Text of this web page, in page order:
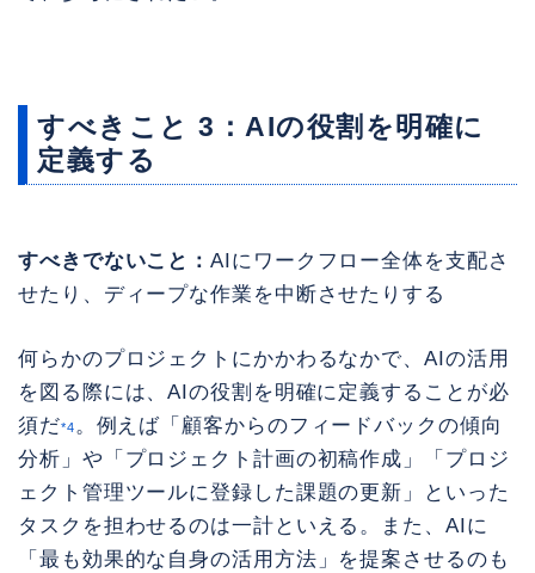
すべきこと 3：AIの役割を明確に
定義する
すべきでないこと：AIにワークフロー全体を支配さ
せたり、ディープな作業を中断させたりする
何らかのプロジェクトにかかわるなかで、AIの活用
を図る際には、AIの役割を明確に定義することが必
須だ*4。例えば「顧客からのフィードバックの傾向
分析」や「プロジェクト計画の初稿作成」「プロジ
ェクト管理ツールに登録した課題の更新」といった
タスクを担わせるのは一計といえる。また、AIに
「最も効果的な自身の活用方法」を提案させるのも